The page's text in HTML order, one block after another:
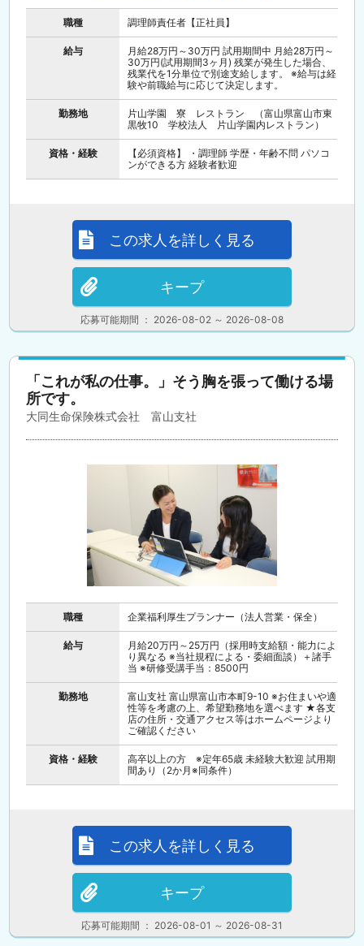
職種 調理師責任者【正社員】
給与
月給28万円～30万円 試用期間中 月給28万円～
30万円(試用期間3ヶ月) 残業が発生した場合、
残業代を1分単位で別途支給します。 ※給与は経
験や前職給与に応じて決定します。
勤務地
片山学園 寮 レストラン （富山県富山市東
黒牧10 学校法人 片山学園内レストラン）
資格・経験
【必須資格】 ・調理師 学歴・年齢不問 パソコ
ンができる方 経験者歓迎
応募可能期間 ： 2026-08-02 ～ 2026-08-08
この求人を詳しく見る
キープ
「これが私の仕事。」そう胸を張って働ける場
所です。
大同生命保険株式会社 富山支社
職種 企業福利厚生プランナー（法人営業・保全）
給与
月給20万円～25万円（採用時支給額・能力によ
り異なる ※当社規程による・委細面談）＋諸手
当 ※研修受講手当：8500円
勤務地
富山支社 富山県富山市本町9-10 ※お住まいや適
性等を考慮の上、希望勤務地を選べます ★各支
店の住所・交通アクセス等はホームページより
ご確認ください
資格・経験
高卒以上の方 ※定年65歳 未経験大歓迎 試用期
間あり（2か月※同条件）
応募可能期間 ： 2026-08-01 ～ 2026-08-31
この求人を詳しく見る
キープ